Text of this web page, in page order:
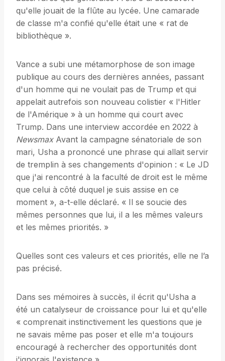
qu'elle jouait de la flûte au lycée. Une camarade
de classe m'a confié qu'elle était une « rat de
bibliothèque ».
Vance a subi une métamorphose de son image
publique au cours des dernières années, passant
d'un homme qui ne voulait pas de Trump et qui
appelait autrefois son nouveau colistier « l'Hitler
de l'Amérique » à un homme qui court avec
Trump. Dans une interview accordée en 2022 à
NewsmaxAvant la campagne sénatoriale de son
mari, Usha a prononcé une phrase qui allait servir
de tremplin à ses changements d'opinion : « Le JD
que j'ai rencontré à la faculté de droit est le même
que celui à côté duquel je suis assise en ce
moment », a-t-elle déclaré. « Il se soucie des
mêmes personnes que lui, il a les mêmes valeurs
et les mêmes priorités. »
Quelles sont ces valeurs et ces priorités, elle ne l’a
pas précisé.
Dans ses mémoires à succès, il écrit qu'Usha a
été un catalyseur de croissance pour lui et qu'elle
« comprenait instinctivement les questions que je
ne savais même pas poser et elle m'a toujours
encouragé à rechercher des opportunités dont